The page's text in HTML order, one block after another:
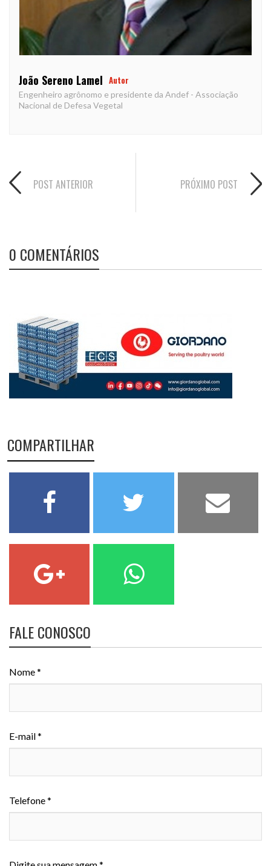
João Sereno Lamel Autor
Engenheiro agrônomo e presidente da Andef - Associação
Nacional de Defesa Vegetal
POST ANTERIOR PRÓXIMO POST
0 COMENTÁRIOS
COMPARTILHAR
FALE CONOSCO
Nome *
E-mail *
Telefone *